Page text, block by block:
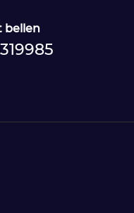
bellen